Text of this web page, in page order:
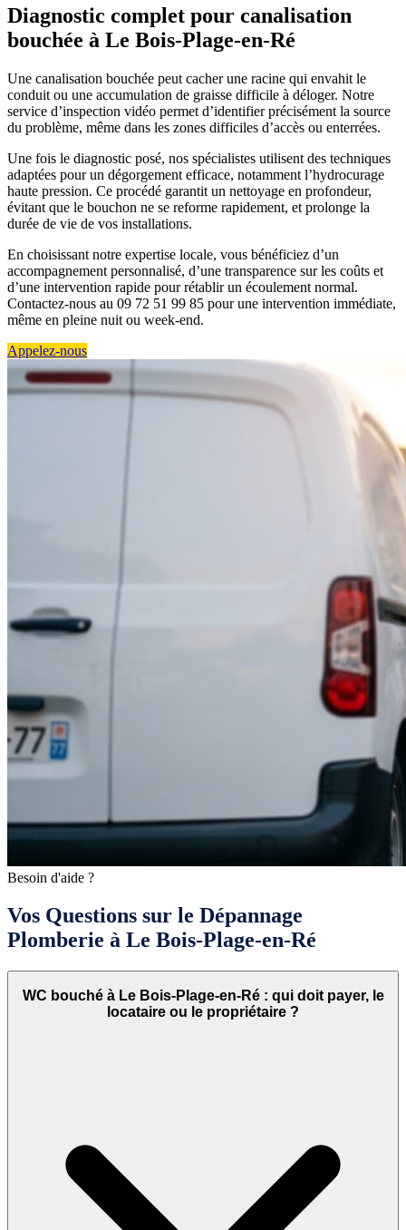
Diagnostic complet pour canalisation
bouchée à Le Bois-Plage-en-Ré
Une canalisation bouchée peut cacher une racine qui envahit le
conduit ou une accumulation de graisse difficile à déloger. Notre
service d’inspection vidéo permet d’identifier précisément la source
du problème, même dans les zones difficiles d’accès ou enterrées.
Une fois le diagnostic posé, nos spécialistes utilisent des techniques
adaptées pour un dégorgement efficace, notamment l’hydrocurage
haute pression. Ce procédé garantit un nettoyage en profondeur,
évitant que le bouchon ne se reforme rapidement, et prolonge la
durée de vie de vos installations.
En choisissant notre expertise locale, vous bénéficiez d’un
accompagnement personnalisé, d’une transparence sur les coûts et
d’une intervention rapide pour rétablir un écoulement normal.
Contactez-nous au 09 72 51 99 85 pour une intervention immédiate,
même en pleine nuit ou week-end.
Appelez-nous
Besoin d'aide ?
Vos Questions sur le Dépannage
Plomberie à Le Bois-Plage-en-Ré
WC bouché à Le Bois-Plage-en-Ré : qui doit payer, le
locataire ou le propriétaire ?